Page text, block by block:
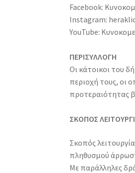
Facebook:
Instagram:
ΥouTube:
ΠΕΡΙΣΥΛΛΟΓΗ
Οι κάτοικοι του
περιοχή τους, οι
προτεραιότητας
ΣΚΟΠΟΣ
Σκοπός
πληθυσμού
Με παράλληλες